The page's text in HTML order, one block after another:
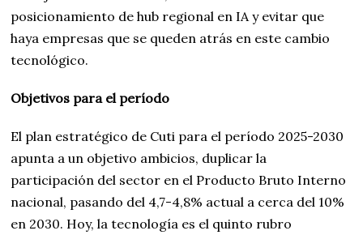
posicionamiento de hub regional en IA y evitar que
haya empresas que se queden atrás en este cambio
tecnológico.
Objetivos para el período
El plan estratégico de Cuti para el período 2025-2030
apunta a un objetivo ambicios, duplicar la
participación del sector en el Producto Bruto Interno
nacional, pasando del 4,7-4,8% actual a cerca del 10%
en 2030. Hoy, la tecnología es el quinto rubro